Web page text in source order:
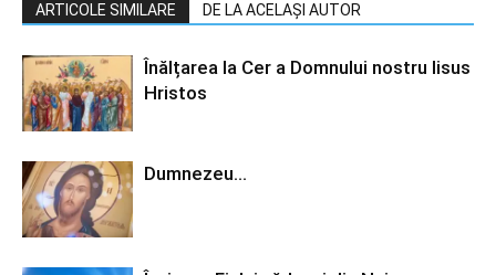
ARTICOLE SIMILARE DE LA ACELAȘI AUTOR
Înălțarea la Cer a Domnului nostru Iisus
Hristos
Dumnezeu…